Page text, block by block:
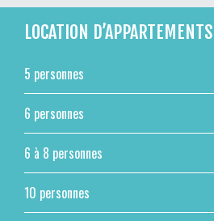
LOCATION D’APPARTEMENTS
5 personnes
6 personnes
6 à 8 personnes
10 personnes